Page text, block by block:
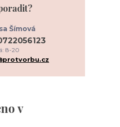
v
Šímová
8-20